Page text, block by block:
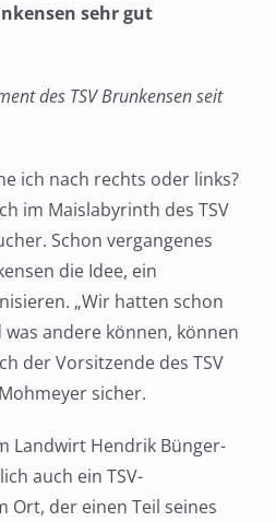
sehr gut
des TSV Brunkensen seit
ich nach rechts oder links?
im Maislabyrinth des TSV
Schon vergangenes
die Idee, ein
„Wir hatten schon
andere können, können
der Vorsitzende des TSV
sicher.
Landwirt Hendrik Bünger-
auch ein TSV-
Ort, der einen Teil seines